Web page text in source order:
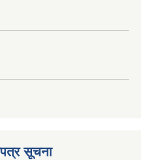
सूचना